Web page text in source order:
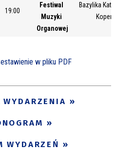
19:00
Festiwal
Muzyki
Organowej
Bazylika
w pliku PDF
WYDARZEŃ